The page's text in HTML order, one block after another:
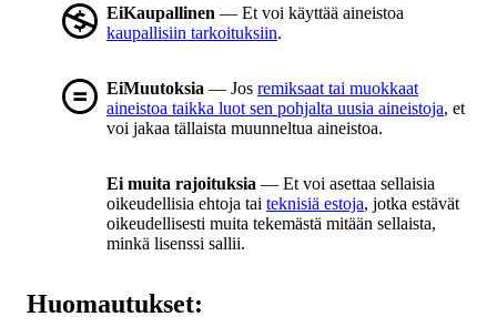
EiKaupallinen — Et voi käyttää aineistoa
kaupallisiin tarkoituksiin.
EiMuutoksia — Jos remiksaat tai muokkaat
aineistoa taikka luot sen pohjalta uusia aineistoja, et
voi jakaa tällaista muunneltua aineistoa.
Ei muita rajoituksia — Et voi asettaa sellaisia
oikeudellisia ehtoja tai teknisiä estoja, jotka estävät
oikeudellisesti muita tekemästä mitään sellaista,
minkä lisenssi sallii.
Huomautukset: